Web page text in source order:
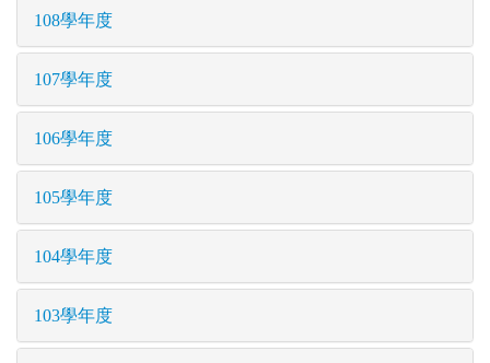
108學年度
107學年度
106學年度
105學年度
104學年度
103學年度